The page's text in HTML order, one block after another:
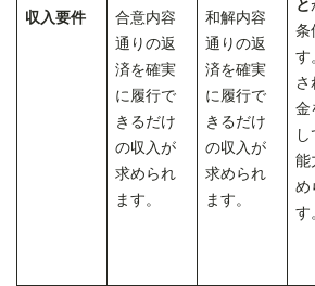
収入要件
合意内容
通りの返
済を確実
に履行で
きるだけ
の収入が
求められ
ます。
和解内容
通りの返
済を確実
に履行で
きるだけ
の収入が
求められ
ます。
と
条
す
さ
金
し
能
め
す